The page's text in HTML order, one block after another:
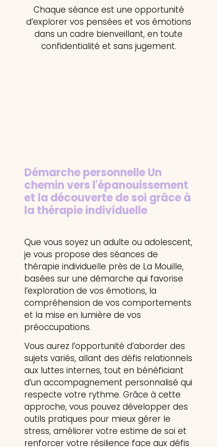
Chaque séance est une opportunité
d’explorer vos pensées et vos émotions
dans un cadre bienveillant, en toute
confidentialité et sans jugement.
Démarche personnelleUn
chemin vers l'épanouissement
et la découverte de soi grâce à
la thérapie individuelle
Que vous soyez un adulte ou adolescent,
je vous propose des séances de
thérapie individuelle près de La Mouille,
basées sur une démarche qui favorise
l’exploration de vos émotions, la
compréhension de vos comportements
et la mise en lumière de vos
préoccupations.
Vous aurez l’opportunité d’aborder des
sujets variés, allant des défis relationnels
aux luttes internes, tout en bénéficiant
d’un accompagnement personnalisé qui
respecte votre rythme. Grâce à cette
approche, vous pouvez développer des
outils pratiques pour mieux gérer le
stress, améliorer votre estime de soi et
renforcer votre résilience face aux défis